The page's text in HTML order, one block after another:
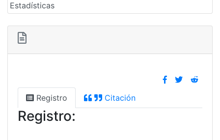
Estadísticas
Registro Citación
Registro: